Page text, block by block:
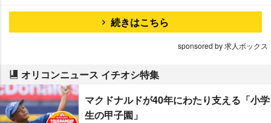
続きはこちら
sponsored by 求人ボックス
オリコンニュース イチオシ特集
マクドナルドが40年にわたり支える「小学
生の甲子園」